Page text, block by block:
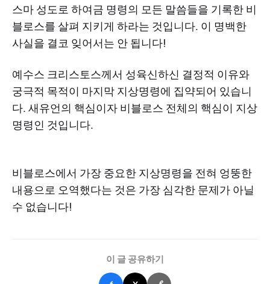
스마 성도로 하여금 명령의 모든 말씀들을 기록한 비
블로스를 살펴 지키게 하라는 것입니다. 이 명백한
사실을 결코 잊어서는 안 됩니다!
예수스 크리스토스께서 성육신하신 결정적 이유와
궁극적 목적이 마지막 지상명령에 집약되어 있습니
다. 새유언의 핵심이자 비블로스 전체의 핵심이 지상
명령인 것입니다.
비블로스에서 가장 중요한 지상명령을 전혀 엉뚱한
내용으로 오역했다는 것은 가장 심각한 문제가 아닐
수 없습니다!
이 글 공유하기